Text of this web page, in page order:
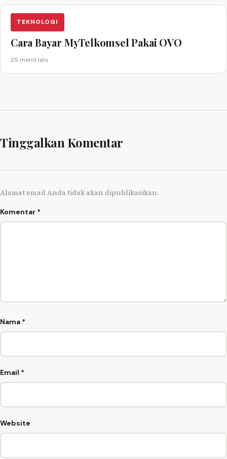
TEKNOLOGI
Cara Bayar MyTelkomsel Pakai OVO
25 menit lalu
Tinggalkan Komentar
Alamat email Anda tidak akan dipublikasikan.
Komentar *
Nama *
Email *
Website